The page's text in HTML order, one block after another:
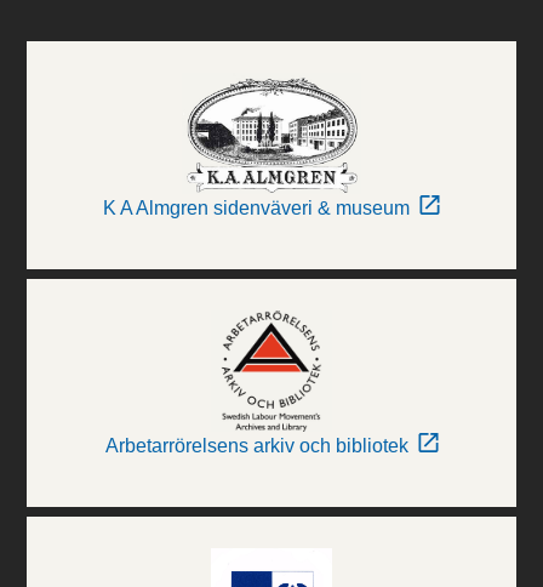
K A Almgren sidenväveri & museum
Arbetarrörelsens arkiv och bibliotek